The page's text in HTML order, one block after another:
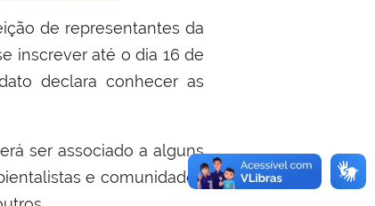
de representantes da
inscrever até o dia 16 de
declara conhecer as
ser associado a alguns
e comunidades